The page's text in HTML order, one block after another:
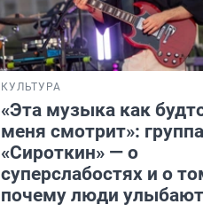
КУЛЬТУРА
«Эта музыка как
меня смотрит»: группа
«Сироткин» — о
суперслабостях и о
почему люди